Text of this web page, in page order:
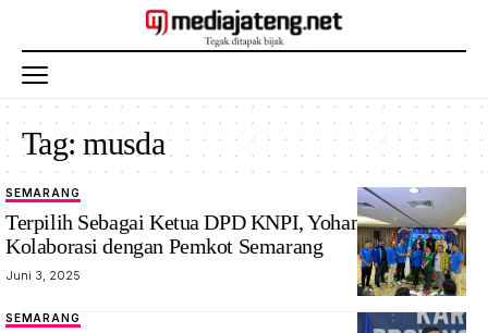
Tag:musda
SEMARANG
Terpilih Sebagai Ketua DPD KNPI, Yohana Citra Siap
Kolaborasi dengan Pemkot Semarang
Juni 3, 2025
SEMARANG